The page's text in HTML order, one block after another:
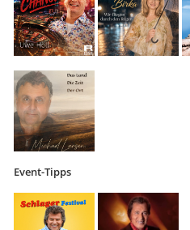
Event-Tipps